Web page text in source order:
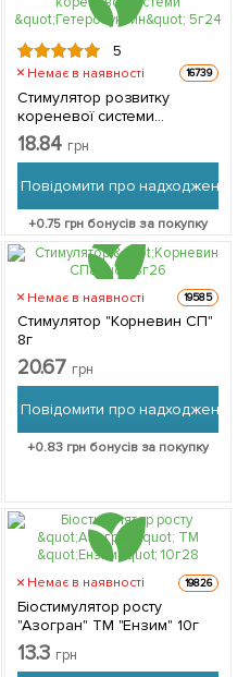
5
Немає в наявності 16739
Стимулятор розвитку
кореневої системи
"Гетероауксин" 5г
18.84 грн
Повідомити про надходження
+0.75 грн бонусів за покупку
Немає в наявності 19585
Стимулятор "Корневин СП"
8г
20.67 грн
Повідомити про надходження
+0.83грн бонусів за покупку
Немає в наявності 19826
Біостимулятор росту
"Азогран" ТМ "Ензим" 10г
13.3 грн